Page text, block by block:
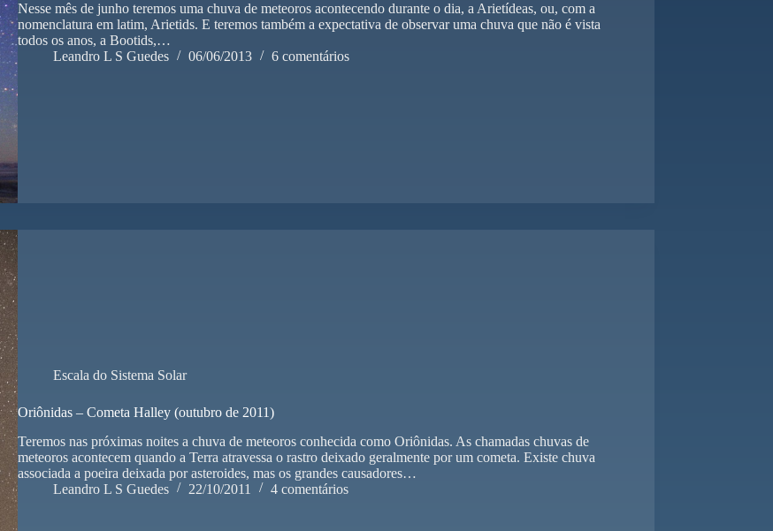
Nesse mês de junho teremos uma chuva de meteoros acontecendo durante o dia, a Arietídeas, ou, com a
nomenclatura em latim, Arietids. E teremos também a expectativa de observar uma chuva que não é vista
todos os anos, a Bootids,…
Leandro L S Guedes
06/06/2013 6 comentários
Escala do Sistema Solar
Oriônidas – Cometa Halley (outubro de 2011)
Teremos nas próximas noites a chuva de meteoros conhecida como Oriônidas. As chamadas chuvas de
meteoros acontecem quando a Terra atravessa o rastro deixado geralmente por um cometa. Existe chuva
associada a poeira deixada por asteroides, mas os grandes causadores…
Leandro L S Guedes
22/10/2011 4 comentários